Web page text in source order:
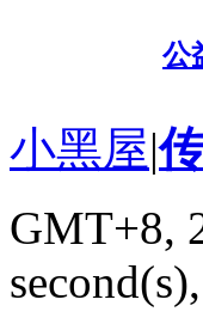
公
小黑屋|
GMT+8,